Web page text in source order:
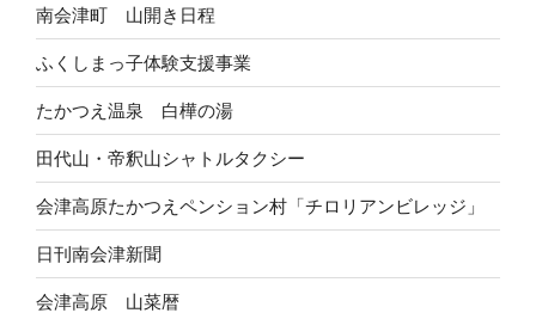
南会津町 山開き日程
ふくしまっ子体験支援事業
たかつえ温泉 白樺の湯
田代山・帝釈山シャトルタクシー
会津高原たかつえペンション村「チロリアンビレッジ」
日刊南会津新聞
会津高原 山菜暦